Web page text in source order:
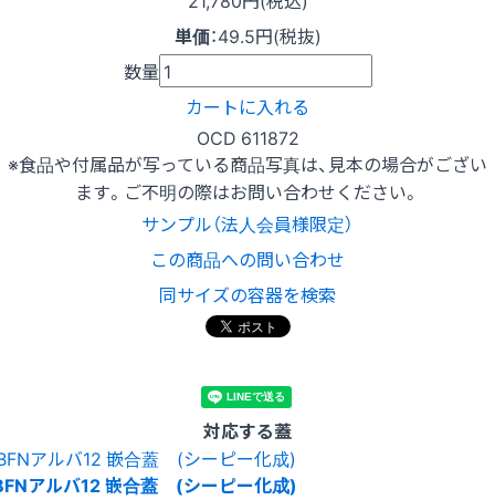
単価：49.5円(税抜)
数量
カートに入れる
OCD 611872
※食品や付属品が写っている商品写真は、見本の場合がござい
ます。ご不明の際はお問い合わせください。
サンプル（法人会員様限定）
この商品への問い合わせ
同サイズの容器を検索
対応する蓋
アルバ12 嵌合蓋 (シーピー化成)